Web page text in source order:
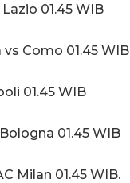
01.45 WIB
vs Como 01.45 WIB
01.45 WIB
01.45 WIB
Milan 01.45 WIB.